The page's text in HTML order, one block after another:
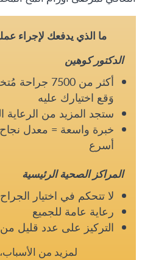
ما الذي يدفعك لإجراء
الدكتور كوهين
أكثر من 7500
وَقع اختيارك عليه
ستجد المزيد من
خبرة واسعة = معدل
أسرع
المراكز الصحية الرئيسية
لا تتحكم في اختيار
رعاية عامة للجميع
التركيز على عدد قليل
لمزيد من